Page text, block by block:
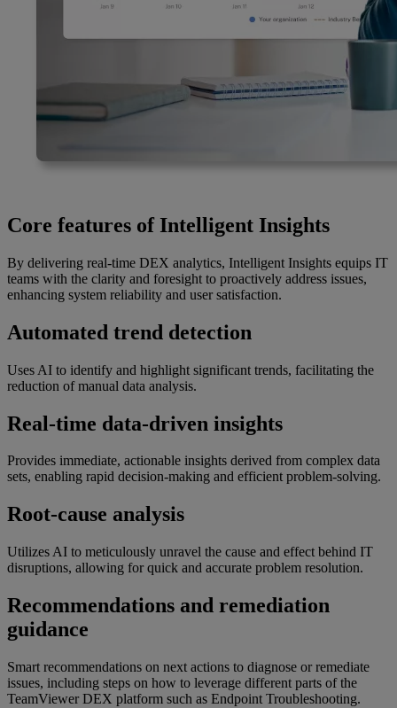
Core features of Intelligent Insights
By delivering real-time DEX analytics, Intelligent Insights equips IT
teams with the clarity and foresight to proactively address issues,
enhancing system reliability and user satisfaction.
Automated trend detection
Uses AI to identify and highlight significant trends, facilitating the
reduction of manual data analysis.
Real-time data-driven insights
Provides immediate, actionable insights derived from complex data
sets, enabling rapid decision-making and efficient problem-solving.
Root-cause analysis
Utilizes AI to meticulously unravel the cause and effect behind IT
disruptions, allowing for quick and accurate problem resolution.
Recommendations and remediation
guidance
Smart recommendations on next actions to diagnose or remediate
issues, including steps on how to leverage different parts of the
TeamViewer DEX platform such as Endpoint Troubleshooting.